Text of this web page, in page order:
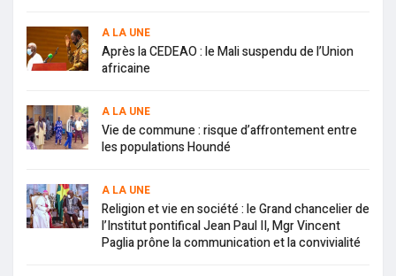
A LA UNE
Après la CEDEAO : le Mali suspendu de l’Union
africaine
A LA UNE
Vie de commune : risque d’affrontement entre
les populations Houndé
A LA UNE
Religion et vie en société : le Grand chancelier de
l’Institut pontifical Jean Paul II, Mgr Vincent
Paglia prône la communication et la convivialité